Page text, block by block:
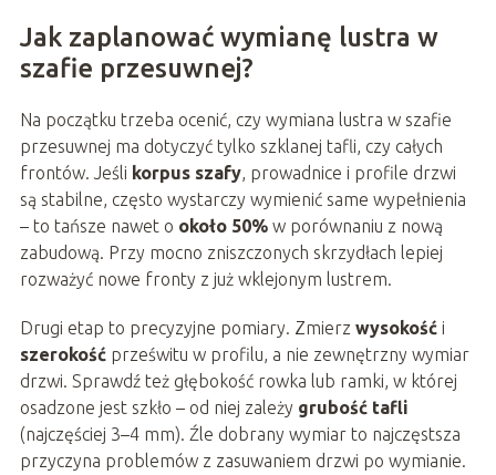
Jak zaplanować wymianę lustra w
szafie przesuwnej?
Na początku trzeba ocenić, czy wymiana lustra w szafie
przesuwnej ma dotyczyć tylko szklanej tafli, czy całych
frontów. Jeśli korpus szafy, prowadnice i profile drzwi
są stabilne, często wystarczy wymienić same wypełnienia
– to tańsze nawet o około 50%w porównaniu z nową
zabudową. Przy mocno zniszczonych skrzydłach lepiej
rozważyć nowe fronty z już wklejonym lustrem.
Drugi etap to precyzyjne pomiary. Zmierz wysokośći
szerokośćprześwitu w profilu, a nie zewnętrzny wymiar
drzwi. Sprawdź też głębokość rowka lub ramki, w której
osadzone jest szkło – od niej zależy grubość tafli
(najczęściej 3–4 mm). Źle dobrany wymiar to najczęstsza
przyczyna problemów z zasuwaniem drzwi po wymianie.